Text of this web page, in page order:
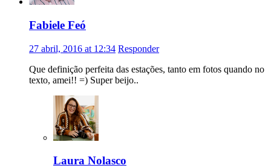
Fabiele Feó
27 abril, 2016 at 12:34 Responder
Que definição perfeita das estações, tanto em fotos quando no
texto, amei!! =) Super beijo..
Laura Nolasco